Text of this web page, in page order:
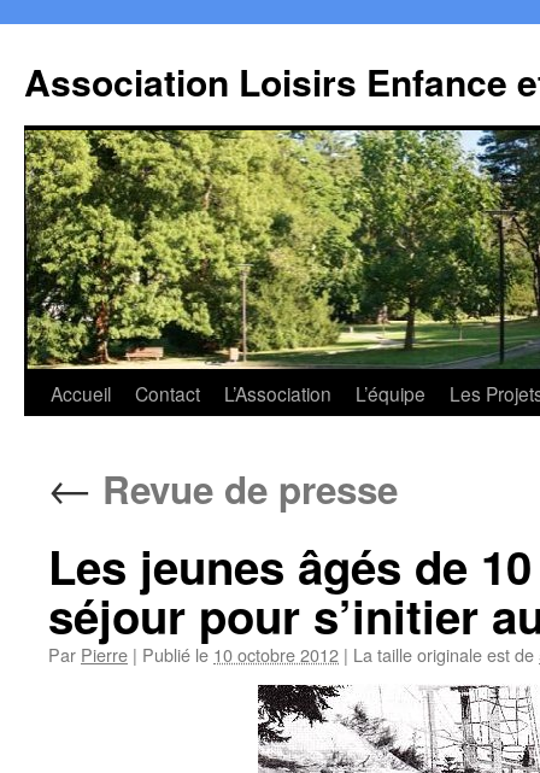
Association Loisirs Enfance
Aller
contenu
Accueil Contact L’Association L’équipe Les
← Revue de presse
Les jeunes âgés de
séjour pour s’initier
Par Pierre | Publié le 10 octobre 2012 | La taille originale est de